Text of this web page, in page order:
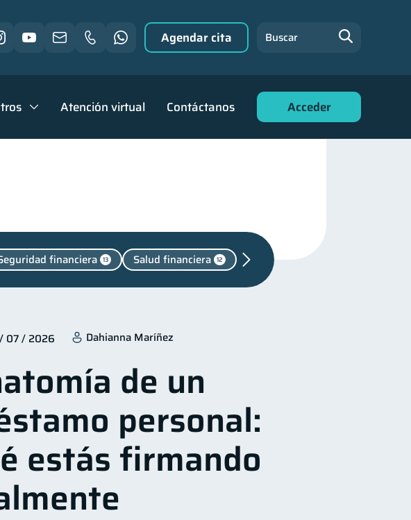
Atención virtual Contáctanos Acceder
Agendar cita Buscar
financiera 13 Salud financiera 12
Consejos
& Deberes
2 Cuenta Inactiva 1
financiera inversiones 1
responsable información financiera
07 / 2026 Dahianna Maríñez
de un
personal:
estás firmando